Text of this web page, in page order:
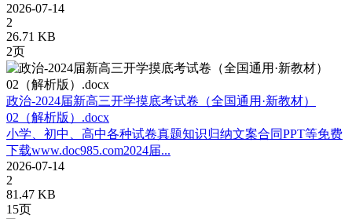
2026-07-14
2
26.71 KB
2页
政治-2024届新高三开学摸底考试卷（全国通用·新教材）
02（解析版）.docx
小学、初中、高中各种试卷真题知识归纳文案合同PPT等免费
下载www.doc985.com2024届...
2026-07-14
2
81.47 KB
15页